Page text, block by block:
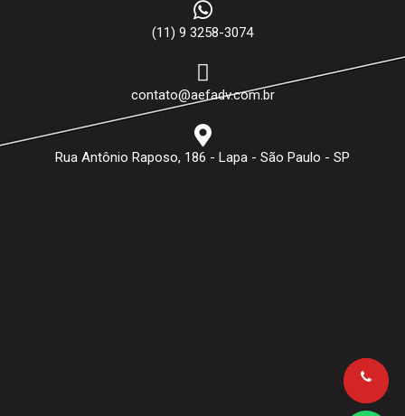
(11) 9 3258-3074
contato@aefadv.com.br
Rua Antônio Raposo, 186 - Lapa - São Paulo - SP